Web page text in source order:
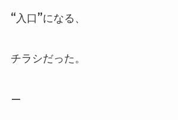
“入口”になる、
チラシだった。
—